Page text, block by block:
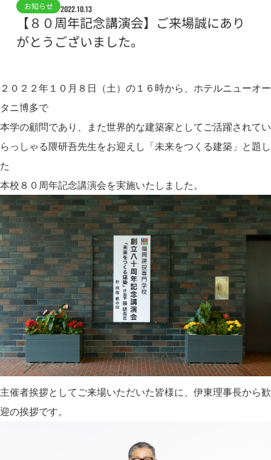
お知らせ 2022.10.13
【８０周年記念講演会】ご来場誠にあり
がとうございました。
２０２２年１０月８日（土）の１６時から、ホテルニューオー
タニ博多で
本学の顧問であり、また世界的な建築家としてご活躍されてい
らっしゃる隈研吾先生をお迎えし「未来をつくる建築」と題し
た
本校８０周年記念講演会を実施いたしました。
主催者挨拶としてご来場いただいた皆様に、伊東理事長から歓
迎の挨拶です。